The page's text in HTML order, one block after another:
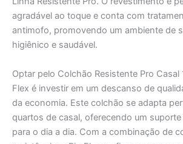
agradável ao toque e conta com
antimofo, promovendo um ambiente de
higiênico e saudável.
Optar pelo Colchão Resistente Pro
Flex é investir em um descanso de
da economia. Este colchão se adapta
quartos de casal, oferecendo um
para o dia a dia. Com a combinação de